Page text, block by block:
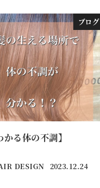
ブログ
かる体の不調】
DESIGN 投稿日
2023.12.24